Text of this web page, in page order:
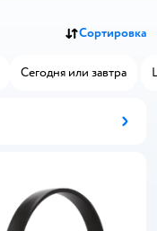
Сортировка
Сегодня или завтра